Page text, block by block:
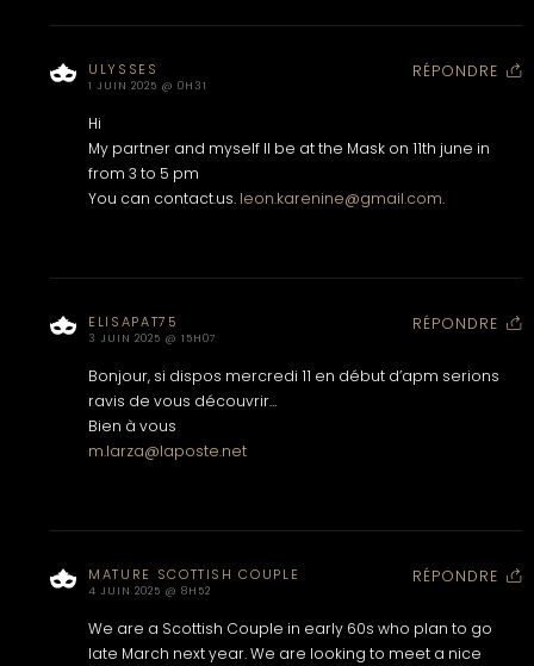
ULYSSES
1 JUIN 2025 @ 0H31
RÉPONDRE
Hi
My partner and myself ll be at the Mask on 11th june in
from 3 to 5 pm
You can contact.us. leon.karenine@gmail.com.
ELISAPAT75
3 JUIN 2025 @ 15H07
RÉPONDRE
Bonjour, si dispos mercredi 11 en début d’apm serions
ravis de vous découvrir…
Bien à vous
m.larza@laposte.net
MATURE SCOTTISH COUPLE
4 JUIN 2025 @ 8H52
RÉPONDRE
We are a Scottish Couple in early 60s who plan to go
late March next year. We are looking to meet a nice